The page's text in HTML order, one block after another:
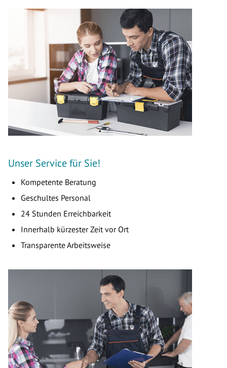
Unser Service für Sie!
Kompetente Beratung
Geschultes Personal
24 Stunden Erreichbarkeit
Innerhalb kürzester Zeit vor Ort
Transparente Arbeitsweise